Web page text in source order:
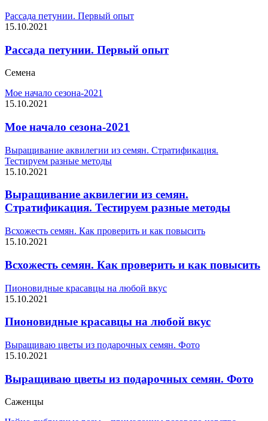
Рассада петунии. Первый опыт
15.10.2021
Рассада петунии. Первый опыт
Семена
Мое начало сезона-2021
15.10.2021
Мое начало сезона-2021
Выращивание аквилегии из семян. Стратификация.
Тестируем разные методы
15.10.2021
Выращивание аквилегии из семян.
Стратификация. Тестируем разные методы
Всхожесть семян. Как проверить и как повысить
15.10.2021
Всхожесть семян. Как проверить и как повысить
Пионовидные красавцы на любой вкус
15.10.2021
Пионовидные красавцы на любой вкус
Выращиваю цветы из подарочных семян. Фото
15.10.2021
Выращиваю цветы из подарочных семян. Фото
Саженцы